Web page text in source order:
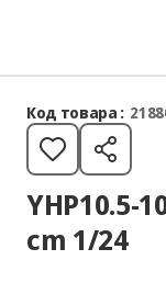
Код товара :
YHP10.5-
cm 1/24